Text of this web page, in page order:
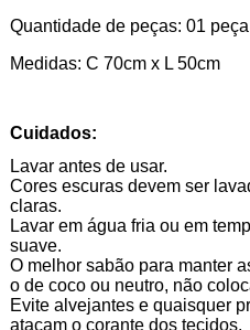
Quantidade de peças: 01 peça
Medidas: C 70cm x L 50cm
Cuidados:
Lavar antes de usar.
Cores escuras devem ser
claras.
Lavar em água fria ou em
suave.
O melhor sabão para manter
o de coco ou neutro, não
Evite alvejantes e quaisquer
atacam o corante dos tecidos.